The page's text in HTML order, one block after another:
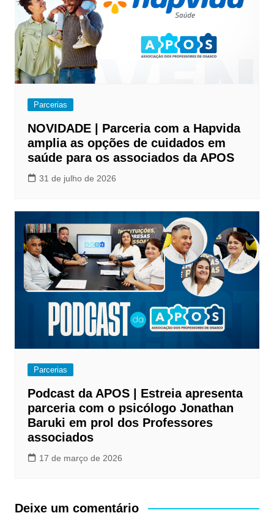
Parcerias
NOVIDADE | Parceria com a Hapvida
amplia as opções de cuidados em
saúde para os associados da APOS
31 de julho de 2026
Parcerias
Podcast da APOS | Estreia apresenta
parceria com o psicólogo Jonathan
Baruki em prol dos Professores
associados
17 de março de 2026
Deixe um comentário